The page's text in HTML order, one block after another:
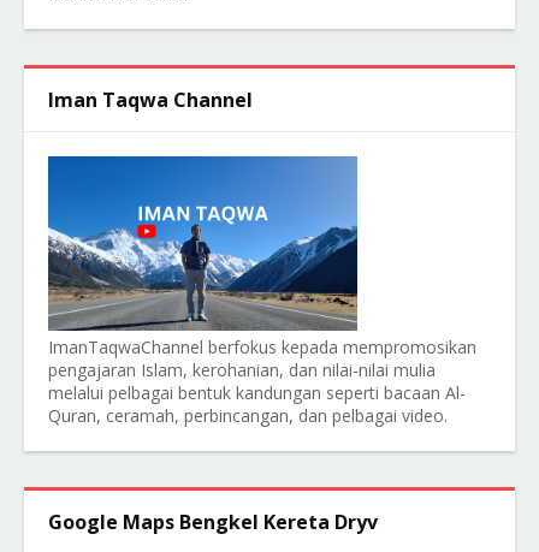
Iman Taqwa Channel
ImanTaqwaChannel berfokus kepada mempromosikan
pengajaran Islam, kerohanian, dan nilai-nilai mulia
melalui pelbagai bentuk kandungan seperti bacaan Al-
Quran, ceramah, perbincangan, dan pelbagai video.
Google Maps Bengkel Kereta Dryv